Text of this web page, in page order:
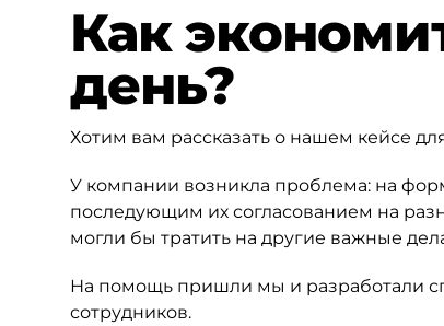
Как
день?
Хотим вам рассказать о нашем кейсе
У компании возникла проблема: на
последующим их согласованием на
могли бы тратить на другие важные
На помощь пришли мы и разработали
сотрудников.